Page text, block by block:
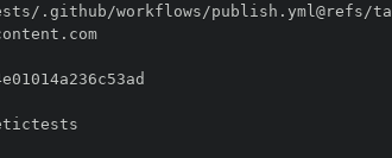
//token.actions.githubusercontent.com